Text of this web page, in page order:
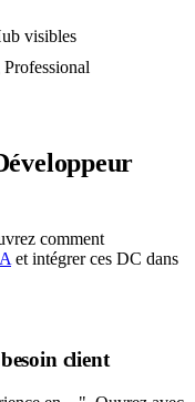
visibles
comment
et intégrer ces DC dans
client